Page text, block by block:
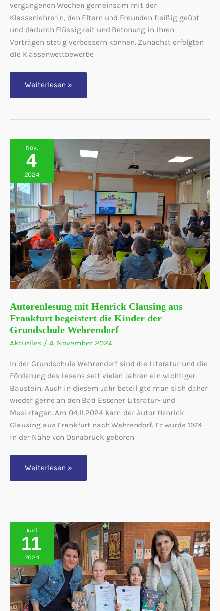
vergangenen Wochen gemeinsam mit der
Klassenlehrerin, den Eltern und Freunden fleißig geübt
und dadurch Flüssigkeit und Betonung in ihren
Vorträgen stetig verbessern können. Zunächst erfolgten
die Klassenwettbewerbe
Luis
wird
Weiterlesen »
Nov.
4
2024
Autorenlesung mit Henrick Clausing aus
Frankfurt begeistert die Kinder der
Grundschule Wehrendorf
Aktuelles / 4. November 2024
In der Grundschule Wehrendorf sind die Literatur und die
Förderung des Lesens seit vielen Jahren ein wichtiger
Baustein. Auch in diesem Jahr beteiligte man sich daher
wieder gerne an den Bad Essener Literatur- und
Musiktagen. Am 04.11.2024 kam der Autor Henrick
Clausing aus Frankfurt nach Wehrendorf. Er wurde 1974
in der Nähe von Osnabrück geboren
Autorenlesung
Henrick
Frankfurt
Kinder
der
Grundschule
Wehrendorf
Weiterlesen »
Juni
11
2024